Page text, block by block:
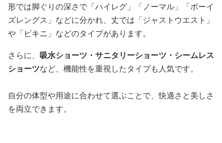
形では脚ぐりの深さで「ハイレグ」「ノーマル」「ボーイ
ズレングス」などに分かれ、丈では「ジャストウエスト」
や「ビキニ」などのタイプがあります。
さらに、 吸水ショーツ・サニタリーショーツ・シームレス
ショーツなど、機能性を重視したタイプも人気です。
自分の体型や用途に合わせて選ぶことで、快適さと美しさ
を両立できます。